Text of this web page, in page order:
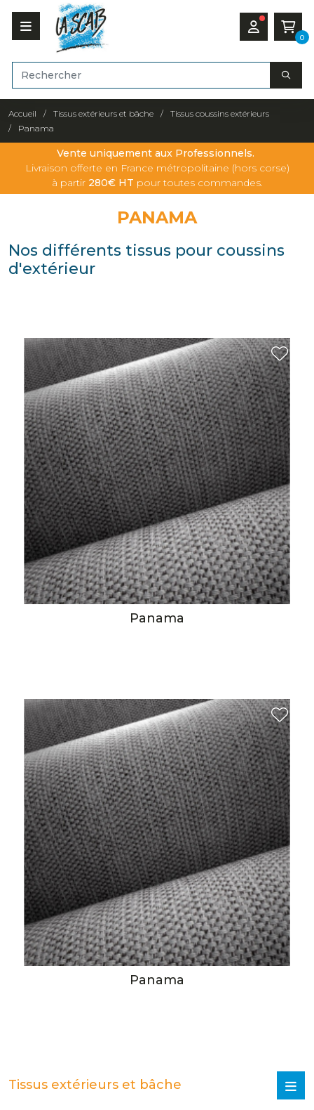
0
Accueil Tissus extérieurs et bâche
Tissus coussins extérieurs
Panama
Vente uniquement aux Professionnels.
Livraison offerte en France métropolitaine (hors corse)
à partir 280€ HT pour toutes commandes.
PANAMA
Nos différents tissus pour coussins
d'extérieur
Panama
Panama
Tissus extérieurs et bâche